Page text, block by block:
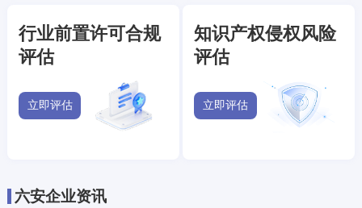
行业前置许可合规
评估
立即评估
知识产权侵权风险
评估
立即评估
六安企业资讯